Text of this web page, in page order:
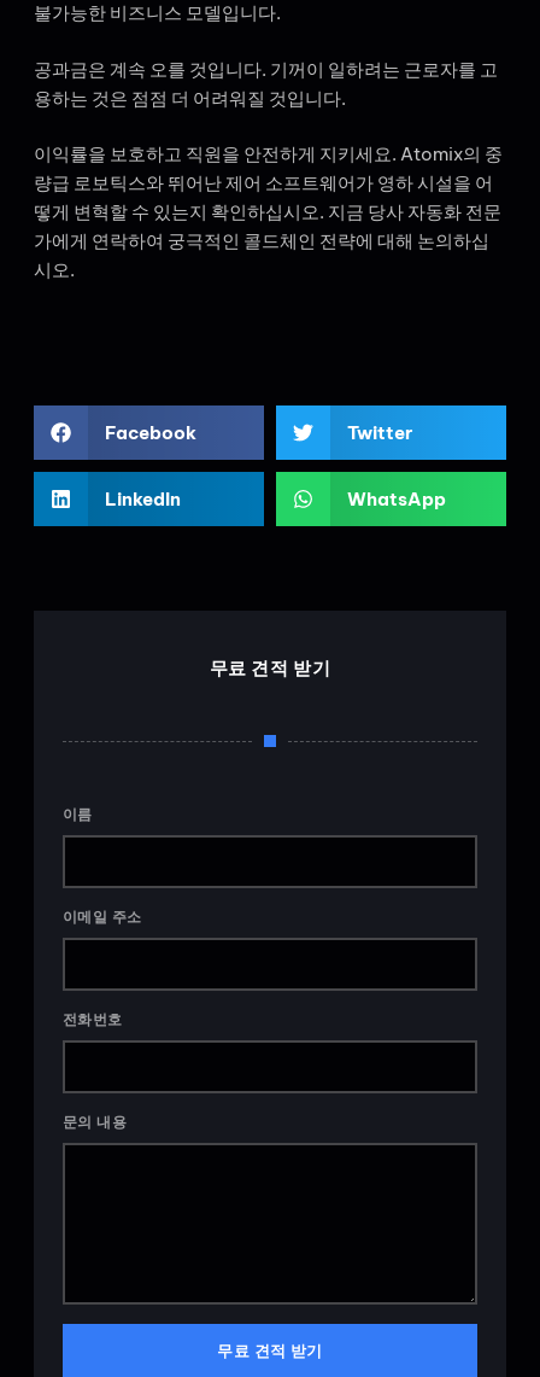
불가능한 비즈니스 모델입니다.
공과금은 계속 오를 것입니다. 기꺼이 일하려는 근로자를 고
용하는 것은 점점 더 어려워질 것입니다.
이익률을 보호하고 직원을 안전하게 지키세요. Atomix의 중
량급 로보틱스와 뛰어난 제어 소프트웨어가 영하 시설을 어
떻게 변혁할 수 있는지 확인하십시오. 지금 당사 자동화 전문
가에게 연락하여 궁극적인 콜드체인 전략에 대해 논의하십
시오.
Facebook Twitter
LinkedIn WhatsApp
무료 견적 받기
이름
이메일 주소
전화번호
문의 내용
무료 견적 받기